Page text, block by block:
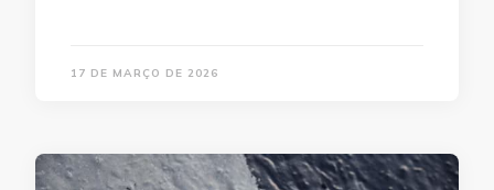
17 DE MARÇO DE 2026